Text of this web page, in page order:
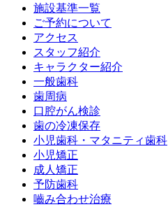
施設基準一覧
ご予約について
アクセス
スタッフ紹介
キャラクター紹介
一般歯科
歯周病
口腔がん検診
歯の冷凍保存
小児歯科・マタニティ歯科
小児矯正
成人矯正
予防歯科
嚙み合わせ治療